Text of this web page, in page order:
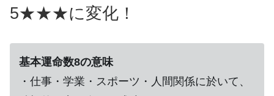
5★★★に変化！
基本運命数8の意味
・仕事・学業・スポーツ・人間関係に於いて、